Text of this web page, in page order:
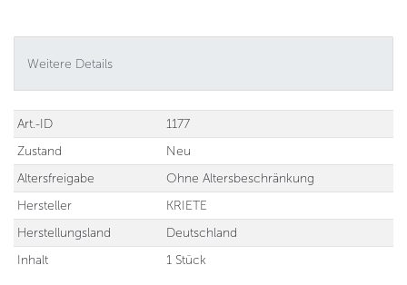
Weitere Details
Technisches
Merkmal
Wert
Art.-ID
1177
Zustand
Neu
Altersfreigabe
Ohne Altersbeschränkung
Hersteller
KRIETE
Herstellungsland
Deutschland
Inhalt
1 Stück